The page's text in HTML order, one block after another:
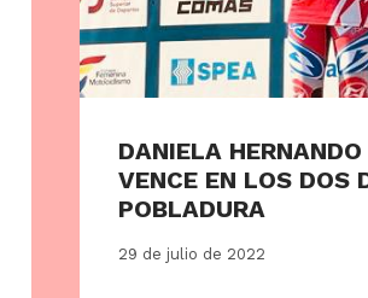
DANIELA
VENCE EN LOS DOS
POBLADURA
29 de julio de 2022